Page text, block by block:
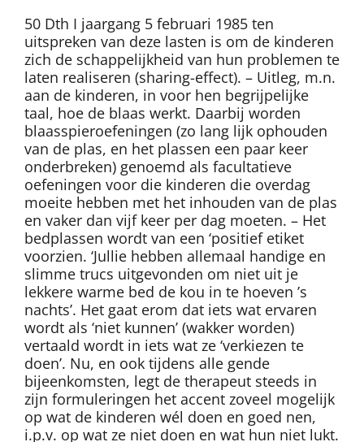
50 Dth I jaargang 5 februari 1985 ten
uitspreken van deze lasten is om de kinderen
zich de schappelijkheid van hun problemen te
laten realiseren (sharing-effect). – Uitleg, m.n.
aan de kinderen, in voor hen begrijpelijke
taal, hoe de blaas werkt. Daarbij worden
blaasspieroefeningen (zo lang lijk ophouden
van de plas, en het plassen een paar keer
onderbreken) genoemd als facultatieve
oefeningen voor die kinderen die overdag
moeite hebben met het inhouden van de plas
en vaker dan vijf keer per dag moeten. – Het
bedplassen wordt van een ‘positief etiket
voorzien. ‘Jullie hebben allemaal handige en
slimme trucs uitgevonden om niet uit je
lekkere warme bed de kou in te hoeven ’s
nachts’. Het gaat erom dat iets wat ervaren
wordt als ‘niet kunnen’ (wakker worden)
vertaald wordt in iets wat ze ‘verkiezen te
doen’. Nu, en ook tijdens alle gende
bijeenkomsten, legt de therapeut steeds in
zijn formuleringen het accent zoveel mogelijk
op wat de kinderen wél doen en goed nen,
i.p.v. op wat ze niet doen en wat hun niet lukt.